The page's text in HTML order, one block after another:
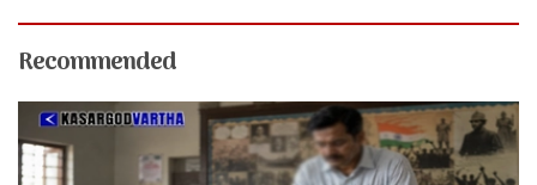
Recommended